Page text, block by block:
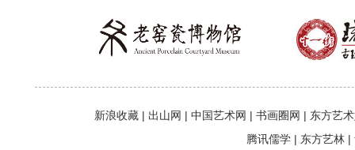
新浪收藏 | 出山网 | 中国艺术网 | 书画圈网 | 东方艺
腾讯儒学 | 东方艺林 |